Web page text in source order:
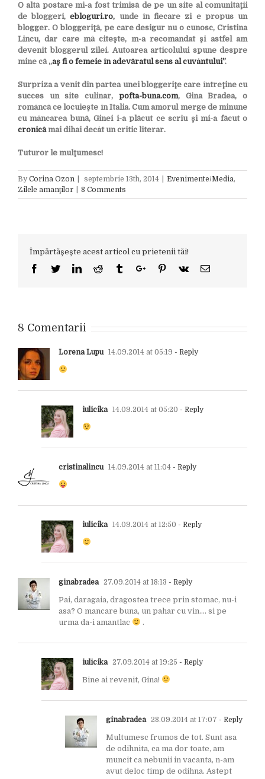
O altă postare mi-a fost trimisă de pe un site al comunităţii
de bloggeri,ebloguri.ro, unde în fiecare zi e propus un
blogger. O bloggeriţă, pe care desigur nu o cunosc, Cristina
Lincu, dar care mă citeşte, m-a recomandat şi astfel am
devenit bloggerul zilei. Autoarea articolului spune despre
mine că „aş fi o femeie în adevăratul sens al cuvântului”.
Surpriza a venit din partea unei bloggeriţe care întreţine cu
succes un site culinar, pofta-buna.com, Gina Bradea, o
româncă ce locuieşte în Italia. Cum amorul merge de minune
cu mâncarea bună, Ginei i-a plăcut ce scriu şi mi-a făcut o
cronicămai dihai decât un critic literar.
Tuturor le mulţumesc!
By Corina Ozon septembrie 13th, 2014 Evenimente/Media,
Zilele amanţilor
8 Comments
Împărtășește acest articol cu prietenii tăi!
Facebook
TwitterLinkedinReddit TumblrGoogle+Pinterest
Vk Email
8 Comentarii
Lorena Lupu 14.09.2014 at 05:19 - Reply
iulicika 14.09.2014 at 05:20 - Reply
cristinalincu 14.09.2014 at 11:04 - Reply
iulicika 14.09.2014 at 12:50 - Reply
ginabradea 27.09.2014 at 18:13 - Reply
Pai, daragaia, dragostea trece prin stomac, nu-i
asa? O mancare buna, un pahar cu vin…. si pe
urma da-i amantlac
.
iulicika 27.09.2014 at 19:25 - Reply
Bine ai revenit, Gina!
ginabradea 28.09.2014 at 17:07 - Reply
Multumesc frumos de tot. Sunt asa
de odihnita, ca ma dor toate, am
muncit ca nebunii in vacanta, n-am
avut deloc timp de odihna. Astept